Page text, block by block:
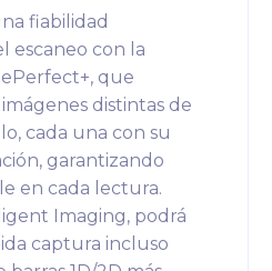
fiabilidad
escaneo con la
que
distintas de
cada una con su
garantizando
en cada lectura.
Imaging, podrá
captura incluso